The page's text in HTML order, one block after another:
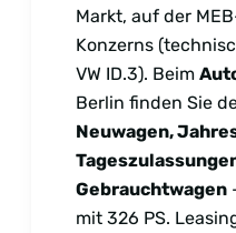
Markt, auf der
Konzerns
VW ID.3). Beim
Berlin finden Sie
Neuwagen,
Gebrauchtwagen
mit 326 PS.